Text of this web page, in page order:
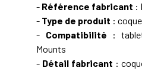
- Référence fabricant :
- Type de produit :
- Compatibilité :
Mounts
- Détail fabricant :